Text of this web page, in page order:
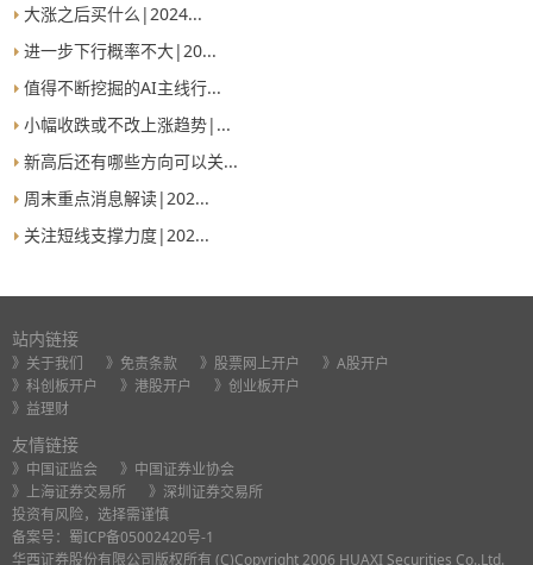
大涨之后买什么|2024...
进一步下行概率不大|20...
值得不断挖掘的AI主线行...
小幅收跌或不改上涨趋势|...
新高后还有哪些方向可以关...
周末重点消息解读|202...
关注短线支撑力度|202...
站内链接
》关于我们 》免责条款 》股票网上开户
》A股开户
》科创板开户
》港股开户
》创业板开户
》益理财
友情链接
》中国证监会
》中国证券业协会
》上海证券交易所
》深圳证券交易所
投资有风险，选择需谨慎
备案号： 蜀ICP备05002420号-1
华西证券股份有限公司版权所有 (C)Copyright 2006 HUAXI Securities Co.,Ltd.